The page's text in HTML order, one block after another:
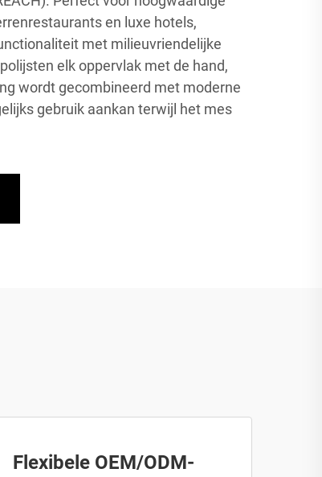
en luxe hotels,
met milieuvriendelijke
elk oppervlak met de hand,
wordt gecombineerd met moderne
gebruik aankan terwijl het mes
Flexibele OEM/ODM-